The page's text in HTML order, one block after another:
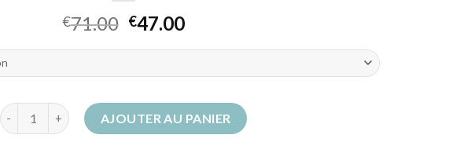
€71.00 €47.00
quantité de bottes de neige homme
AJOUTER AU PANIER